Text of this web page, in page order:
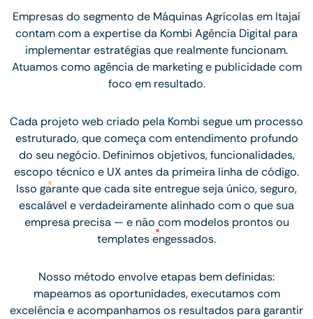
Empresas do segmento de Máquinas Agrícolas em Itajaí
contam com a expertise da Kombi Agência Digital para
implementar estratégias que realmente funcionam.
Atuamos como agência de marketing e publicidade com
foco em resultado.
Cada projeto web criado pela Kombi segue um processo
estruturado, que começa com entendimento profundo
do seu negócio. Definimos objetivos, funcionalidades,
escopo técnico e UX antes da primeira linha de código.
Isso garante que cada site entregue seja único, seguro,
escalável e verdadeiramente alinhado com o que sua
empresa precisa — e não com modelos prontos ou
templates engessados.
Nosso método envolve etapas bem definidas:
mapeamos as oportunidades, executamos com
excelência e acompanhamos os resultados para garantir